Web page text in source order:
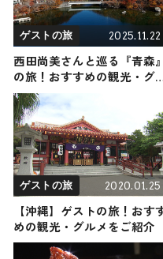
ゲストの旅 2025.11.22
西田尚美さんと巡る『青森』
の旅！おすすめの観光・グ
メをご紹介 2025年11月22日放
送
ゲストの旅 2020.01.25
【沖縄】ゲストの旅！おす
めの観光・グルメをご紹介